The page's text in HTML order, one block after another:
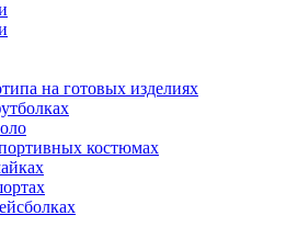
на готовых изделиях
костюмах